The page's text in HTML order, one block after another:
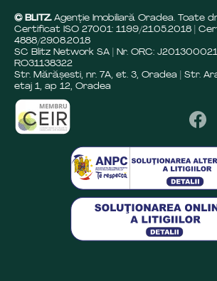
© BLITZ. Agenție Imobiliară Oradea. Toate
Certificat ISO 27001: 1199/21.05.2018 |
4888/29.08.2018
SC Blitz Network SA | Nr. ORC:
RO31138322
Str. Mărășesti, nr. 7A, et. 3, Oradea | Str.
etaj 1, ap 12, Oradea